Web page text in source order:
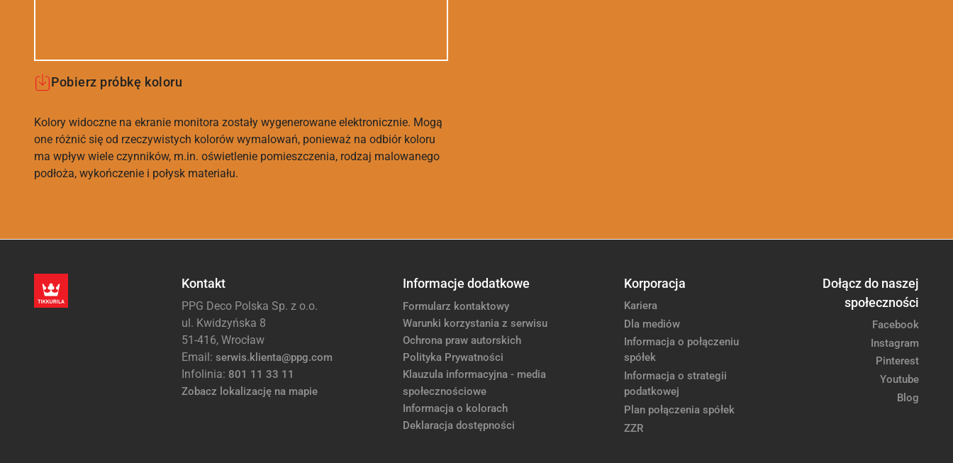
Pobierz próbkę koloru
Kolory widoczne na ekranie monitora zostały wygenerowane elektronicznie. Mogą
one różnić się od rzeczywistych kolorów wymalowań, ponieważ na odbiór koloru
ma wpływ wiele czynników, m.in. oświetlenie pomieszczenia, rodzaj malowanego
podłoża, wykończenie i połysk materiału.
Kontakt
PPG Deco Polska Sp. z o.o.
ul. Kwidzyńska 8
51-416, Wrocław
Email: serwis.klienta@ppg.com
Infolinia: 801 11 33 11
Zobacz lokalizację na mapie
Informacje dodatkowe
Formularz kontaktowy
Warunki korzystania z serwisu
Ochrona praw autorskich
Polityka Prywatności
Klauzula informacyjna - media
społecznościowe
Informacja o kolorach
Deklaracja dostępności
Korporacja
Kariera
Dla mediów
Informacja o połączeniu
spółek
Informacja o strategii
podatkowej
Plan połączenia spółek
ZZR
Dołącz do naszej
społeczności
Facebook
Instagram
Pinterest
Youtube
Blog